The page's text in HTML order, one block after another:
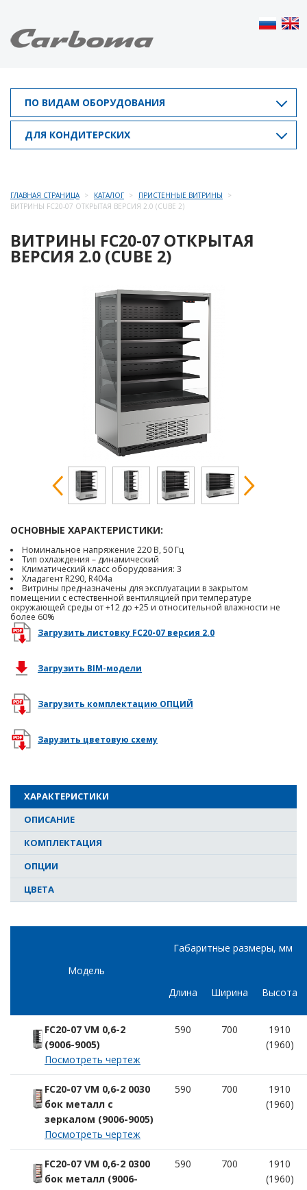
ПО ВИДАМ ОБОРУДОВАНИЯ
ДЛЯ КОНДИТЕРСКИХ
ГЛАВНАЯ СТРАНИЦА КАТАЛОГ
ПРИСТЕННЫЕ ВИТРИНЫ
ВИТРИНЫ FC20-07 ОТКРЫТАЯ ВЕРСИЯ 2.0 (CUBE 2)
ВИТРИНЫ FC20-07 ОТКРЫТАЯ
ВЕРСИЯ 2.0 (CUBE 2)
ОСНОВНЫЕ ХАРАКТЕРИСТИКИ:
Номинальное напряжение 220 В, 50 Гц
Тип охлаждения – динамический
Климатический класс оборудования: 3
Хладагент R290, R404a
Витрины предназначены для эксплуатации в закрытом
помещении с естественной вентиляцией при температуре
окружающей среды от +12 до +25 и относительной влажности не
более 60%
Загрузить листовку FC20-07 версия 2.0
Загрузить BIM-модели
Загрузить комплектацию ОПЦИЙ
Зарузить цветовую схему
ХАРАКТЕРИСТИКИ
ОПИСАНИЕ
КОМПЛЕКТАЦИЯ
ОПЦИИ
ЦВЕТА
Модель
Габаритные размеры, мм
Длина Ширина Высота
FC20-07 VM 0,6-2
(9006-9005)
Посмотреть чертеж
590 700
1910
(1960)
FC20-07 VM 0,6-2 0030
бок металл с
зеркалом (9006-9005)
Посмотреть чертеж
590 700
1910
(1960)
FC20-07 VM 0,6-2 0300
бок металл (9006-
590 700
1910
(1960)